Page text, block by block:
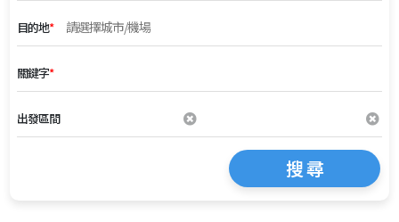
目的地*
關鍵字*
出發區間
搜 尋